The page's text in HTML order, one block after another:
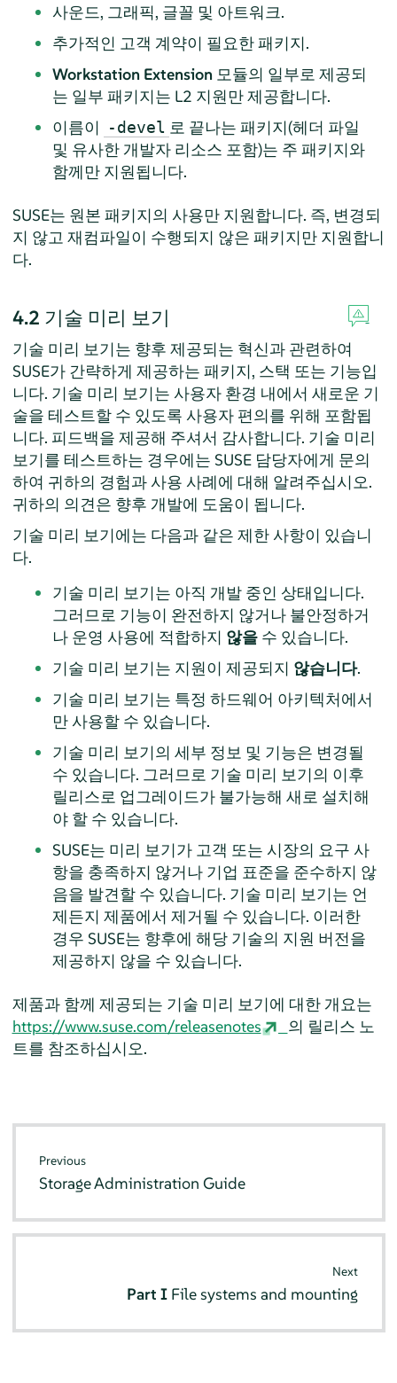
사운드, 그래픽, 글꼴 및 아트워크.
추가적인 고객 계약이 필요한 패키지.
Workstation Extension모듈의 일부로 제공되
는 일부 패키지는 L2 지원만 제공합니다.
이름이
-devel 로 끝나는 패키지(헤더 파일
및 유사한 개발자 리소스 포함)는 주 패키지와
함께만 지원됩니다.
SUSE는 원본 패키지의 사용만 지원합니다. 즉, 변경되
지 않고 재컴파일이 수행되지 않은 패키지만 지원합니
다.
4.2 기술 미리 보기
기술 미리 보기는 향후 제공되는 혁신과 관련하여
SUSE가 간략하게 제공하는 패키지, 스택 또는 기능입
니다. 기술 미리 보기는 사용자 환경 내에서 새로운 기
술을 테스트할 수 있도록 사용자 편의를 위해 포함됩
니다. 피드백을 제공해 주셔서 감사합니다. 기술 미리
보기를 테스트하는 경우에는 SUSE 담당자에게 문의
하여 귀하의 경험과 사용 사례에 대해 알려주십시오.
귀하의 의견은 향후 개발에 도움이 됩니다.
기술 미리 보기에는 다음과 같은 제한 사항이 있습니
다.
기술 미리 보기는 아직 개발 중인 상태입니다.
그러므로 기능이 완전하지 않거나 불안정하거
나 운영 사용에 적합하지 않을수 있습니다.
기술 미리 보기는 지원이 제공되지 않습니다.
기술 미리 보기는 특정 하드웨어 아키텍처에서
만 사용할 수 있습니다.
기술 미리 보기의 세부 정보 및 기능은 변경될
수 있습니다. 그러므로 기술 미리 보기의 이후
릴리스로 업그레이드가 불가능해 새로 설치해
야 할 수 있습니다.
SUSE는 미리 보기가 고객 또는 시장의 요구 사
항을 충족하지 않거나 기업 표준을 준수하지 않
음을 발견할 수 있습니다. 기술 미리 보기는 언
제든지 제품에서 제거될 수 있습니다. 이러한
경우 SUSE는 향후에 해당 기술의 지원 버전을
제공하지 않을 수 있습니다.
제품과 함께 제공되는 기술 미리 보기에 대한 개요는
https://www.suse.com/releasenotes
의 릴리스 노
트를 참조하십시오.
Previous
Storage Administration Guide
Next
Part I File systems and mounting